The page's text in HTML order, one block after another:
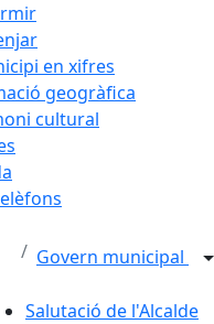
en xifres
geogràfica
cultural
Govern municipal
Salutació de l'Alcalde